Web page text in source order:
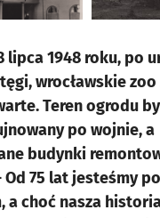
lipca 1948 roku, po
wrocławskie zoo
Teren ogrodu
po wojnie, a
budynki
Od 75 lat jesteśmy
a choć nasza